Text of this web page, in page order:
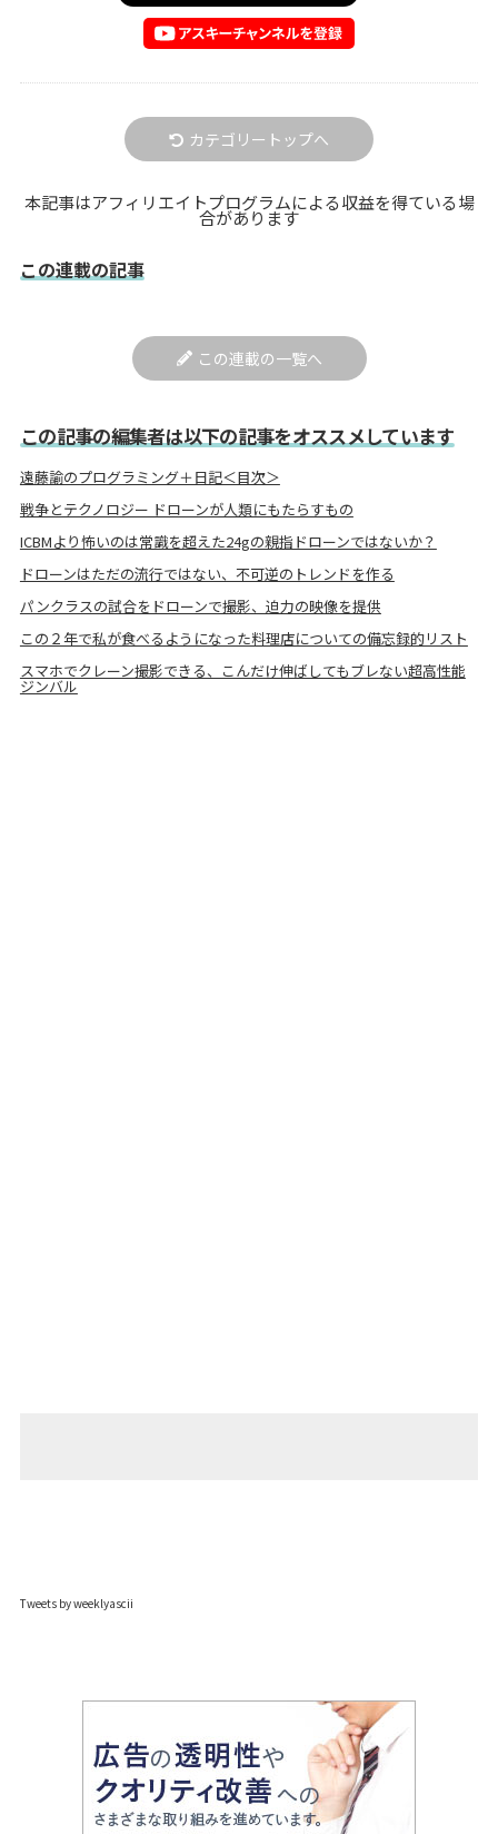
カテゴリートップへ
本記事はアフィリエイトプログラムによる収益を得ている場
合があります
この連載の記事
この連載の一覧へ
この記事の編集者は以下の記事をオススメしています
遠藤諭のプログラミング＋日記＜目次＞
戦争とテクノロジー ドローンが人類にもたらすもの
ICBMより怖いのは常識を超えた24gの親指ドローンではないか？
ドローンはただの流行ではない、不可逆のトレンドを作る
パンクラスの試合をドローンで撮影、迫力の映像を提供
この２年で私が食べるようになった料理店についての備忘録的リスト
スマホでクレーン撮影できる、こんだけ伸ばしてもブレない超高性能
ジンバル
Tweets by weeklyascii